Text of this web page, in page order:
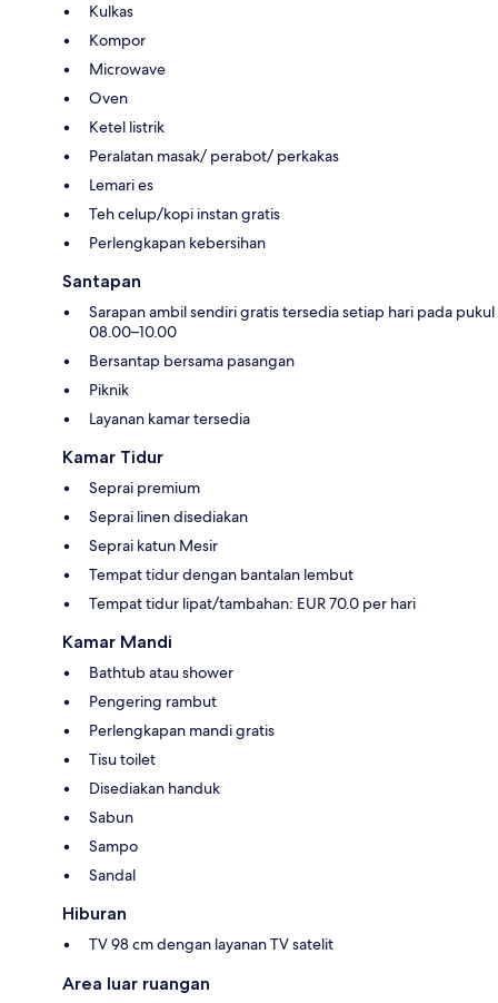
Kulkas
Kompor
Microwave
Oven
Ketel listrik
Peralatan masak/ perabot/ perkakas
Lemari es
Teh celup/kopi instan gratis
Perlengkapan kebersihan
Santapan
Sarapan ambil sendiri gratis tersedia setiap hari pada pukul
08.00–10.00
Bersantap bersama pasangan
Piknik
Layanan kamar tersedia
Kamar Tidur
Seprai premium
Seprai linen disediakan
Seprai katun Mesir
Tempat tidur dengan bantalan lembut
Tempat tidur lipat/tambahan: EUR 70.0 per hari
Kamar Mandi
Bathtub atau shower
Pengering rambut
Perlengkapan mandi gratis
Tisu toilet
Disediakan handuk
Sabun
Sampo
Sandal
Hiburan
TV 98 cm dengan layanan TV satelit
Area luar ruangan